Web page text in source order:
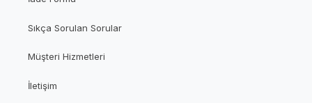
Sıkça Sorulan Sorular
Müşteri Hizmetleri
İletişim